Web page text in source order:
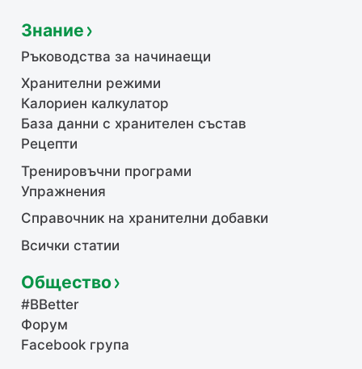
Знание
Ръководства за начинаещи
Хранителни режими
Калориен калкулатор
База данни с хранителен състав
Рецепти
Тренировъчни програми
Упражнения
Справочник на хранителни добавки
Всички статии
Общество
#BBetter
Форум
Facebook група